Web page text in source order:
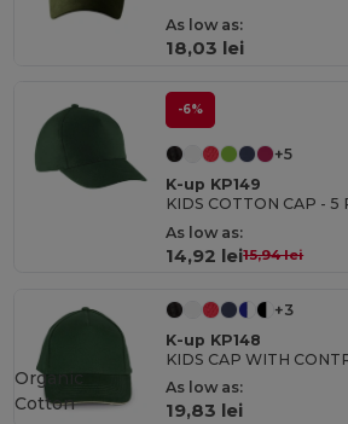
As low as:
18,03 lei
-6%
+5
K-up KP149
KIDS COTTON CAP - 5
As low as:
14,92 lei15,94 lei
+3
K-up KP148
As low as:
19,83 lei
Organic
Cotton